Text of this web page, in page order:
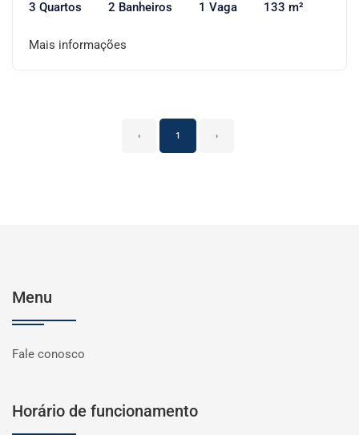
3 Quartos 2 Banheiros 1 Vaga 133 m²
Mais informações
‹ 1 ›
Menu
Fale conosco
Horário de funcionamento